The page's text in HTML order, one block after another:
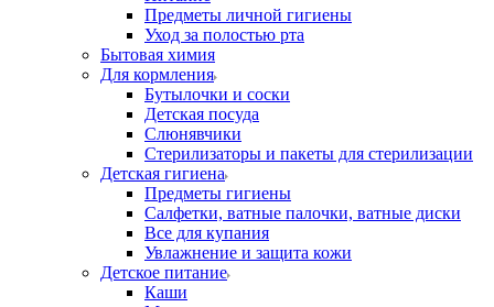
Предметы личной гигиены
Уход за полостью рта
Бытовая химия
Для кормления
Бутылочки и соски
Детская посуда
Слюнявчики
Стерилизаторы и пакеты для стерилизации
Детская гигиена
Предметы гигиены
Салфетки, ватные палочки, ватные диски
Все для купания
Увлажнение и защита кожи
Детское питание
Каши